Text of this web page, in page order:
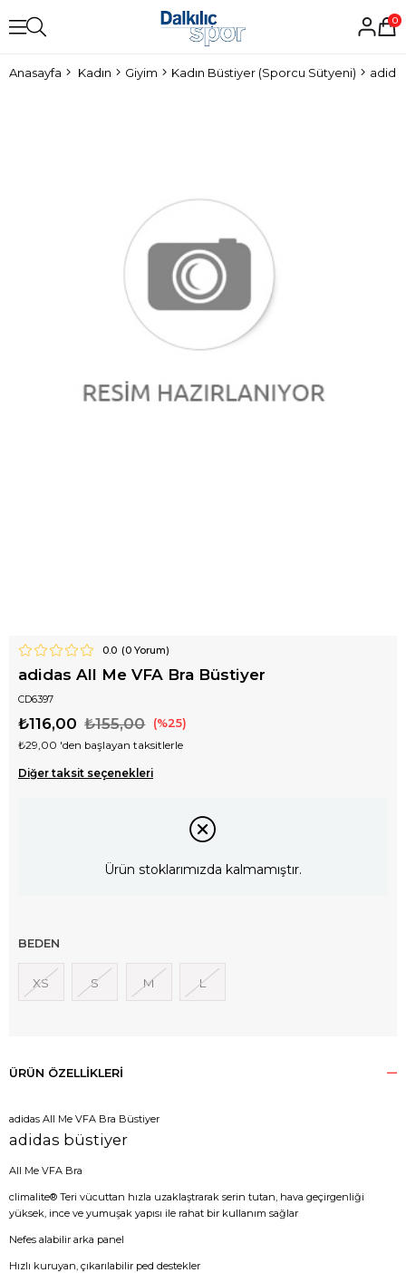
0
Anasayfa Kadın Giyim Kadın Büstiyer (Sporcu Sütyeni)
0.0 (0Yorum)
adidas All Me VFA Bra Büstiyer
CD6397
₺155,00
₺116,00 25
₺29,00 'den başlayan taksitlerle
Diğer taksit seçenekleri
Ürün stoklarımızda kalmamıştır.
BEDEN
XS S M L
ÜRÜN ÖZELLIKLERI
adidas All Me VFA Bra Büstiyer
adidas büstiyer
All Me VFA Bra
climalite® Teri vücuttan hızla uzaklaştrarak serin tutan, hava geçirgenliği
yüksek, ince ve yumuşak yapısı ile rahat bir kullanım sağlar
Nefes alabilir arka panel
Hızlı kuruyan, çıkarılabilir ped destekler